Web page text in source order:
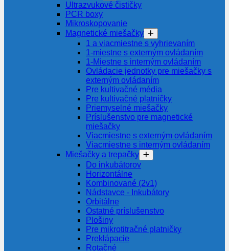
Ultrazvukové čističky
PCR boxy
Mikroskopovanie
Magnetické miešačky
1 a viacmiestne s vyhrievaním
1-miestne s externým ovládaním
1-Miestne s interným ovládaním
Ovládacie jednotky pre miešačky s
externým ovládaním
Pre kultivačné média
Pre kultivačné platničky
Priemyselné miešačky
Príslušenstvo pre magnetické
miešačky
Viacmiestne s externým ovládaním
Viacmiestne s interným ovládaním
Miešačky a trepačky
Do inkubátorov
Horizontálne
Kombinované (2v1)
Nádstavce - Inkubátory
Orbitálne
Ostatné príslušenstvo
Plošiny
Pre mikrotitračné platničky
Preklápacie
Rotačné